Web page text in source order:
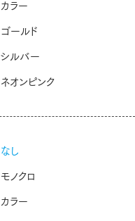
カラー
ゴールド
シルバー
ネオンピンク
なし
モノクロ
カラー